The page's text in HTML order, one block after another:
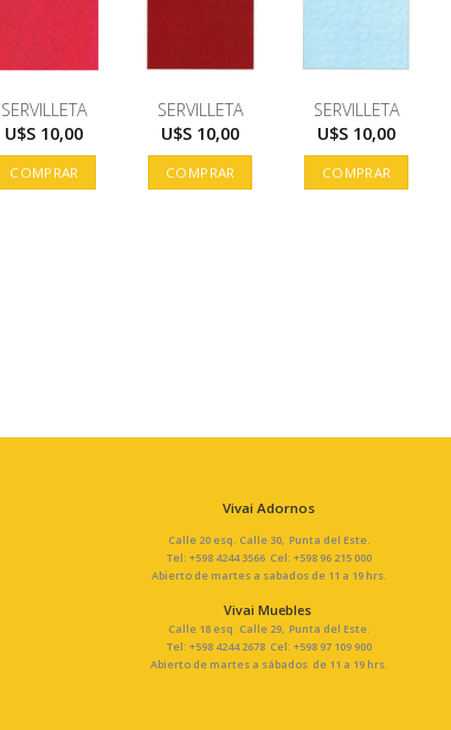
SERVILLETA
U$S 10,00
COMPRAR
SERVILLETA
U$S 10,00
COMPRAR
SERVILLETA
U$S 10,00
COMPRAR
Vivai Adornos
Calle 20 esq. Calle 30, Punta del Este.
Tel: +598 4244 3566 Cel: +598 96 215 000
Abierto de martes a sabados de 11 a 19 hrs.
Vivai Muebles
Calle 18 esq. Calle 29, Punta del Este.
Tel: +598 4244 2678 Cel: +598 97 109 900
Abierto de martes a sábados de 11 a 19 hrs.